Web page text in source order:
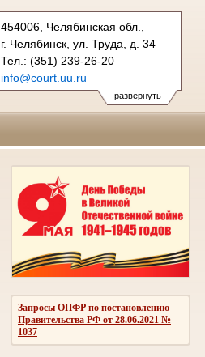
развернуть
454006, Челябинская обл.,
г. Челябинск, ул. Труда, д. 34
Тел.: (351) 239-26-20
info@court.uu.ru
chel_os@court.uu.ru
Запросы ОПФР по постановлению
Правительства РФ от 28.06.2021 №
1037